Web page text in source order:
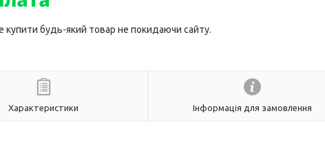
купити будь-який товар не покидаючи сайту.
Характеристики Інформація для замовлення